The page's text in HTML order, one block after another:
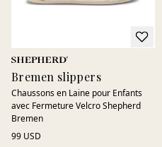
Bremen slippers
Chaussons en Laine pour Enfants
avec Fermeture Velcro Shepherd
Bremen
99 USD